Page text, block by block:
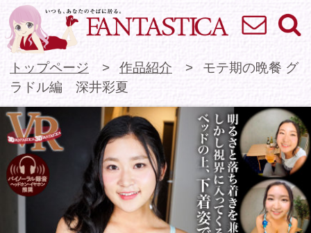
VR専門★アイド
トップページ
ラドル編 深井彩夏